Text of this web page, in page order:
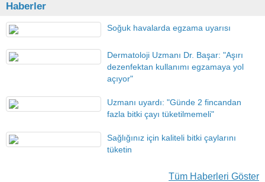
Haberler
Soğuk havalarda egzama uyarısı
Dermatoloji Uzmanı Dr. Başar: "Aşırı
dezenfektan kullanımı egzamaya yol
açıyor"
Uzmanı uyardı: "Günde 2 fincandan
fazla bitki çayı tüketilmemeli"
Sağlığınız için kaliteli bitki çaylarını
tüketin
Tüm Haberleri Göster